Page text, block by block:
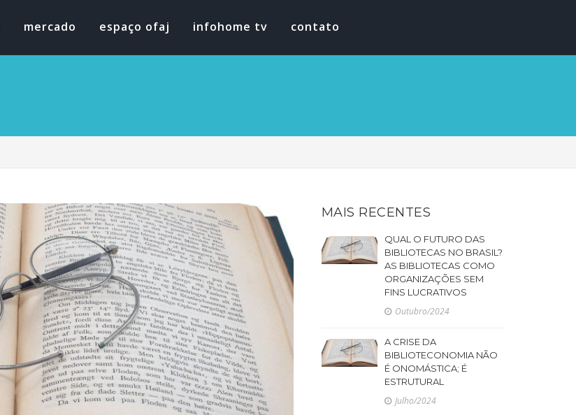
mercado espaço ofaj infohome tv contato
MAIS RECENTES
QUAL O FUTURO DAS
BIBLIOTECAS NO BRASIL?
AS BIBLIOTECAS COMO
ORGANIZAÇÕES SEM
FINS LUCRATIVOS
Outubro/2024
A CRISE DA
BIBLIOTECONOMIA NÃO
É ONOMÁSTICA; É
ESTRUTURAL
Julho/2024